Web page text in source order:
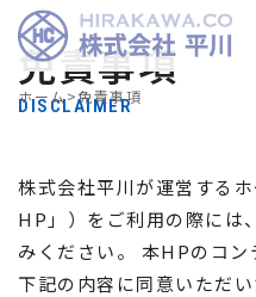
免責事項
DISCLAIMER
ホーム>免責事項
株式会社平川が運営する
HP」）をご利用の際には
みください。 本HPのコン
下記の内容に同意いただい